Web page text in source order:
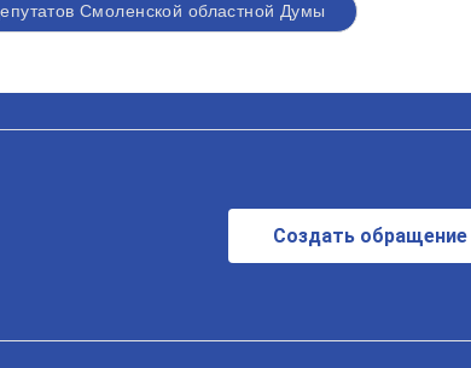
Смоленской областной Думы
Создать обращение